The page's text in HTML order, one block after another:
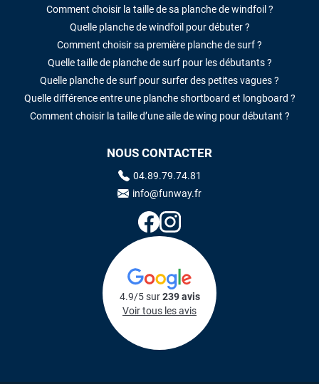
Comment choisir la taille de sa planche de windfoil ?
Quelle planche de windfoil pour débuter ?
Comment choisir sa première planche de surf ?
Quelle taille de planche de surf pour les débutants ?
Quelle planche de surf pour surfer des petites vagues ?
Quelle différence entre une planche shortboard et longboard ?
Comment choisir la taille d’une aile de wing pour débutant ?
NOUS CONTACTER
04.89.79.74.81
info@funway.fr
4.9/5 sur239 avis
Voir tous les avis